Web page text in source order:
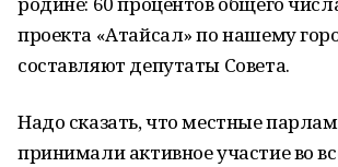
проекта «Атайсал» по нашему
составляют депутаты Совета.
Надо сказать, что местные
принимали активное участие во